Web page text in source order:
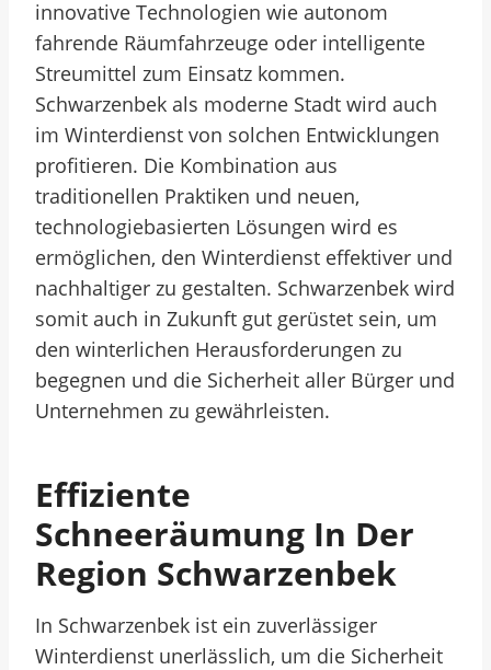
innovative Technologien wie autonom
fahrende Räumfahrzeuge oder intelligente
Streumittel zum Einsatz kommen.
Schwarzenbek als moderne Stadt wird auch
im Winterdienst von solchen Entwicklungen
profitieren. Die Kombination aus
traditionellen Praktiken und neuen,
technologiebasierten Lösungen wird es
ermöglichen, den Winterdienst effektiver und
nachhaltiger zu gestalten. Schwarzenbek wird
somit auch in Zukunft gut gerüstet sein, um
den winterlichen Herausforderungen zu
begegnen und die Sicherheit aller Bürger und
Unternehmen zu gewährleisten.
Effiziente
Schneeräumung In Der
Region Schwarzenbek
In Schwarzenbek ist ein zuverlässiger
Winterdienst unerlässlich, um die Sicherheit